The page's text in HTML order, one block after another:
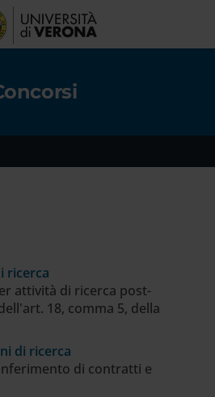
ricerca
attività di ricerca post-
18, comma 5, della
di ricerca
di contratti e